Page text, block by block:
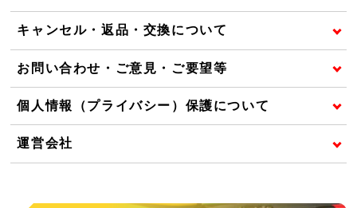
キャンセル・返品・交換について
お問い合わせ・ご意見・ご要望等
個人情報（プライバシー）保護について
運営会社